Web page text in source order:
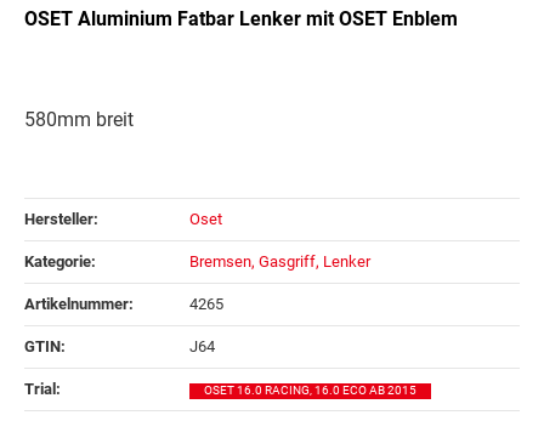
OSET Aluminium Fatbar Lenker mit OSET Enblem
580mm breit
Hersteller: Oset
Kategorie: Bremsen, Gasgriff, Lenker
Artikelnummer: 4265
GTIN: J64
Trial‍: OSET 16.0 RACING, 16.0 ECO AB 2015